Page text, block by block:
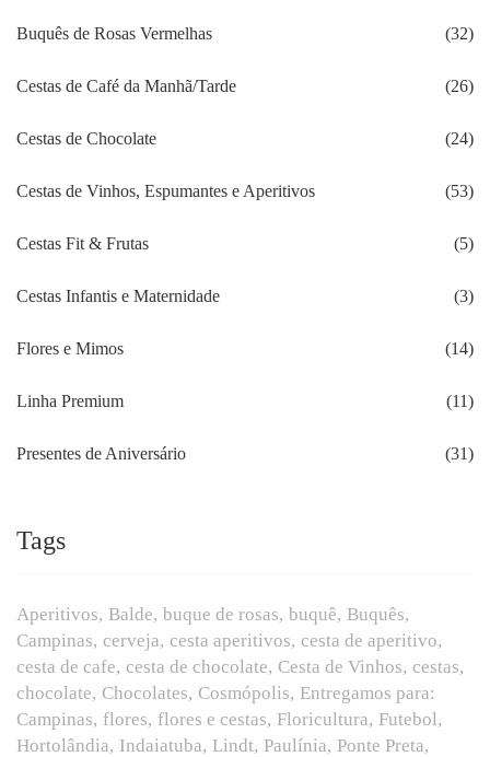
Buquês de Rosas Vermelhas (32)
Cestas de Café da Manhã/Tarde (26)
Cestas de Chocolate (24)
Cestas de Vinhos, Espumantes e Aperitivos (53)
Cestas Fit & Frutas (5)
Cestas Infantis e Maternidade (3)
Flores e Mimos (14)
Linha Premium (11)
Presentes de Aniversário (31)
Tags
Aperitivos Balde buque de rosas buquê Buquês
Campinas cerveja cesta aperitivos cesta de aperitivo
cesta de cafe cesta de chocolate Cesta de Vinhos cestas
chocolate Chocolates Cosmópolis Entregamos para:
Campinas flores flores e cestas Floricultura Futebol
Hortolândia Indaiatuba Lindt Paulínia Ponte Preta